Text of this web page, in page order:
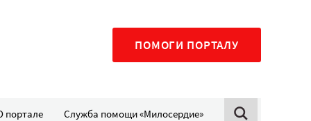
ПОМОГИ ПОРТАЛУ
портале Служба помощи «Милосердие»